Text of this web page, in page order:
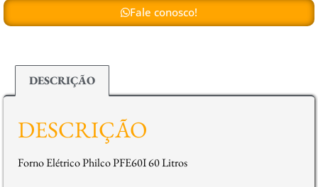
Fale conosco!
DESCRIÇÃO
DESCRIÇÃO
Forno Elétrico Philco PFE60I 60 Litros